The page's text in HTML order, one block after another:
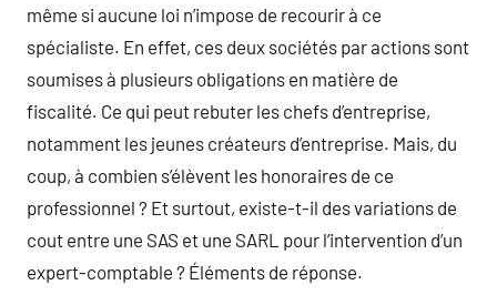
même si aucune loi n’impose de recourir à ce
spécialiste. En effet, ces deux sociétés par actions sont
soumises à plusieurs obligations en matière de
fiscalité. Ce qui peut rebuter les chefs d’entreprise,
notamment les jeunes créateurs d’entreprise. Mais, du
coup, à combien s’élèvent les honoraires de ce
professionnel ? Et surtout, existe-t-il des variations de
cout entre une SAS et une SARL pour l’intervention d’un
expert-comptable ? Éléments de réponse.